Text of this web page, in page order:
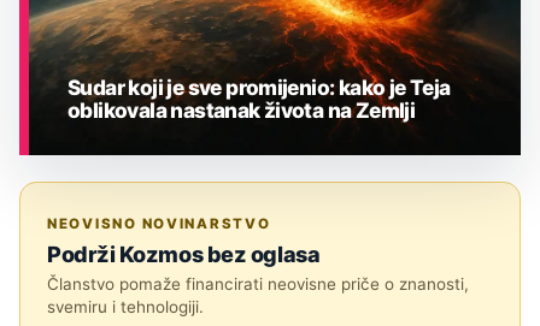
Sudar koji je sve promijenio: kako je Teja
oblikovala nastanak života na Zemlji
NEOVISNO NOVINARSTVO
Podrži Kozmos bez oglasa
Članstvo pomaže financirati neovisne priče o znanosti,
svemiru i tehnologiji.